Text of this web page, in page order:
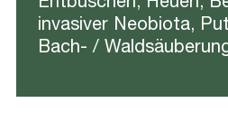
invasiver Neobiota,
Bach- /